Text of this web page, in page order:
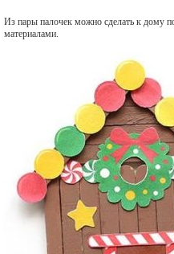
Из пары палочек можно сделать к дому
материалами.